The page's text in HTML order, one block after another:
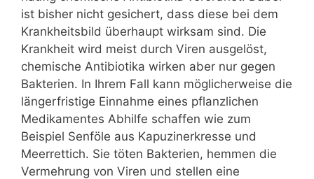
ist bisher nicht gesichert, dass diese bei dem
Krankheitsbild überhaupt wirksam sind. Die
Krankheit wird meist durch Viren ausgelöst,
chemische Antibiotika wirken aber nur gegen
Bakterien. In Ihrem Fall kann möglicherweise die
längerfristige Einnahme eines pflanzlichen
Medikamentes Abhilfe schaffen wie zum
Beispiel Senföle aus Kapuzinerkresse und
Meerrettich. Sie töten Bakterien, hemmen die
Vermehrung von Viren und stellen eine